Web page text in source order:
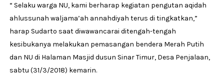
“ Selaku warga NU, kami berharap kegiatan pengutan aqidah
ahlussunah waljama’ah annahdiyah terus di tingkatkan,”
harap Sudarto saat diwawancarai ditengah-tengah
kesibukanya melakukan pemasangan bendera Merah Putih
dan NU di Halaman Masjid dusun Sinar Timur, Desa Penjalaan,
sabtu (31/3/2018) kemarin.